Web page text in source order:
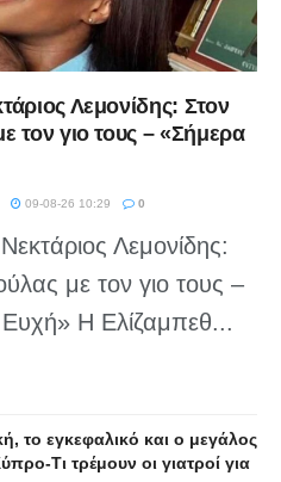
Λεμονίδης: Στον
τον γιο τους – «Σήμερα
09-08-26 10:29 0
Λεμονίδης:
με τον γιο τους –
Η Ελίζαμπεθ...
το εγκεφαλικό και ο μεγάλος
Τι τρέμουν οι γιατροί για